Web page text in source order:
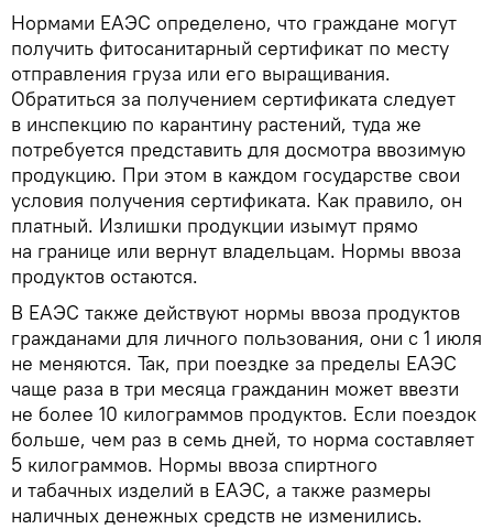
Нормами ЕАЭС определено, что граждане могут
получить фитосанитарный сертификат по месту
отправления груза или его выращивания.
Обратиться за получением сертификата следует
в инспекцию по карантину растений, туда же
потребуется представить для досмотра ввозимую
продукцию. При этом в каждом государстве свои
условия получения сертификата. Как правило, он
платный. Излишки продукции изымут прямо
на границе или вернут владельцам. Нормы ввоза
продуктов остаются.
В ЕАЭС также действуют нормы ввоза продуктов
гражданами для личного пользования, они с 1 июля
не меняются. Так, при поездке за пределы ЕАЭС
чаще раза в три месяца гражданин может ввезти
не более 10 килограммов продуктов. Если поездок
больше, чем раз в семь дней, то норма составляет
5 килограммов. Нормы ввоза спиртного
и табачных изделий в ЕАЭС, а также размеры
наличных денежных средств не изменились.